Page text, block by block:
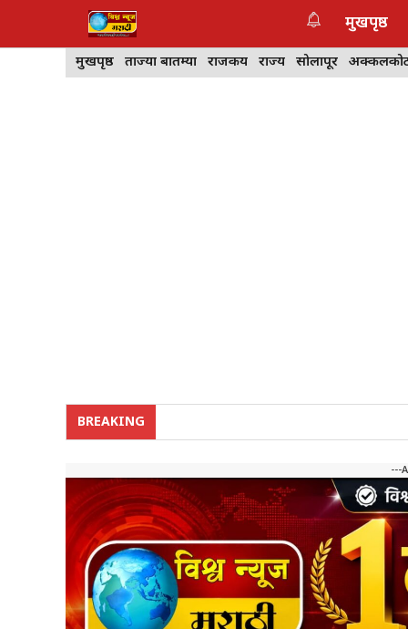
मुखपृष्ठ
मुखपृष्ठ ताज्या बातम्या राजकीय राज्य सोलापूर
BREAKING
---